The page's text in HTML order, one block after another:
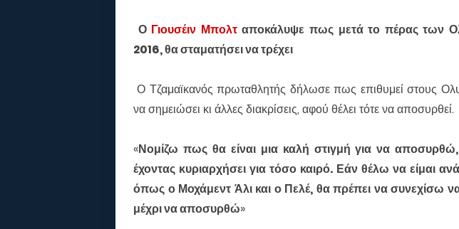
Ο Γιουσέιν Μπολταποκάλυψε πως μετά το πέρας των
2016, θα σταματήσει να τρέχει
Ο Τζαμαϊκανός πρωταθλητής δήλωσε πως επιθυμεί στους
να σημειώσει κι άλλες διακρίσεις, αφού θέλει τότε να αποσυρθεί.
«Νομίζω πως θα είναι μια καλή στιγμή για να
έχοντας κυριαρχήσει για τόσο καιρό. Εάν θέλω να είμαι
όπως ο Μοχάμεντ Άλι και ο Πελέ, θα πρέπει να συνεχίσω
μέχρι να αποσυρθώ»